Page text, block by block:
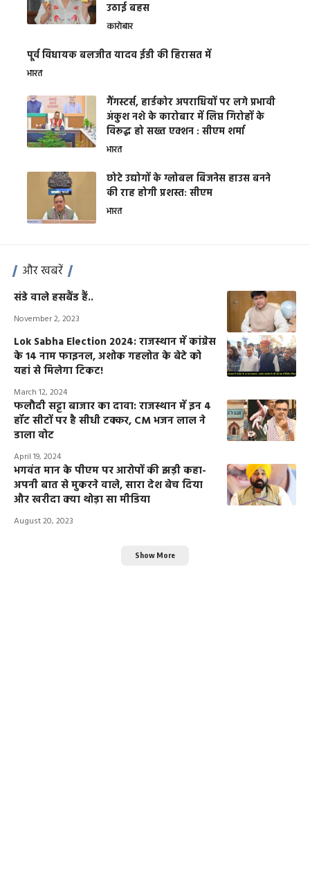
उठाई बहस
कारोबार
पूर्व विधायक बलजीत यादव ईडी की हिरासत में
भारत
गैंगस्टर्स, हार्डकोर अपराधियों पर लगे प्रभावी
अंकुश नशे के कारोबार में लिप्त गिरोहों के
विरूद्ध हो सख्त एक्शन : सीएम शर्मा
भारत
छोटे उद्योगों के ग्लोबल बिजनेस हाउस बनने
की राह होगी प्रशस्त: सीएम
भारत
और खबरें
संडे वाले हसबैंड हैं..
November 2, 2023
Lok Sabha Election 2024: राजस्थान में कांग्रेस
के 14 नाम फाइनल, अशोक गहलोत के बेटे को
यहां से मिलेगा टिकट!
March 12, 2024
फलौदी सट्टा बाजार का दावा: राजस्थान में इन 4
हॉट सीटों पर है सीधी टक्कर, CM भजन लाल ने
डाला वोट
April 19, 2024
भगवंत मान के पीएम पर आरोपों की झड़ी कहा-
अपनी बात से मुकरने वाले, सारा देश बेच दिया
और खरीदा क्या थोड़ा सा मीडिया
August 20, 2023
Show More